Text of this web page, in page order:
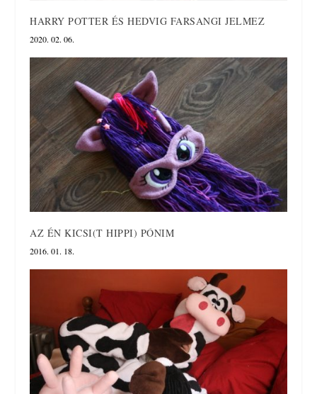
HARRY POTTER ÉS HEDVIG FARSANGI JELMEZ
2020. 02. 06.
AZ ÉN KICSI(T HIPPI) PÓNIM
2016. 01. 18.